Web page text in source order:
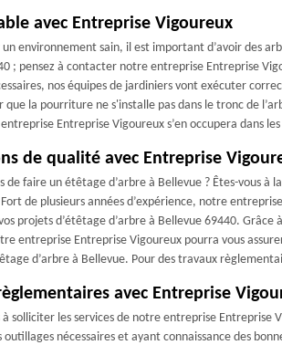
avec Entreprise Vigoureux
environnement sain, il est important d’avoir des
; pensez à contacter notre entreprise Entreprise
nos équipes de jardiniers vont exécuter
que la pourriture ne s'installe pas dans le tronc de
Entreprise Vigoureux s’en occupera dans
de qualité avec Entreprise
de faire un étêtage d’arbre à Bellevue ? Êtes-vous à
de plusieurs années d’expérience, notre
projets d’étêtage d’arbre à Bellevue 69440.
entreprise Entreprise Vigoureux pourra vous
d’arbre à Bellevue. Pour des travaux
avec Entreprise
à solliciter les services de notre entreprise
outillages nécessaires et ayant connaissance des